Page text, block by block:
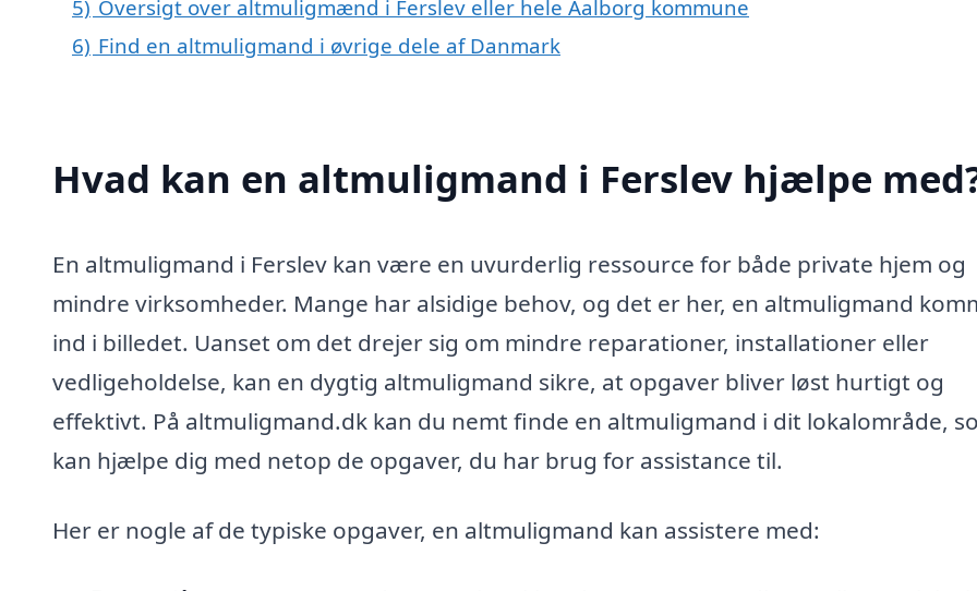
5) Oversigt over altmuligmænd i Ferslev eller hele Aalborg kommune
6) Find en altmuligmand i øvrige dele af Danmark
Hvad kan en altmuligmand i Ferslev hjælpe
En altmuligmand i Ferslev kan være en uvurderlig ressource for både private hjem og
mindre virksomheder. Mange har alsidige behov, og det er her, en altmuligmand
ind i billedet. Uanset om det drejer sig om mindre reparationer, installationer eller
vedligeholdelse, kan en dygtig altmuligmand sikre, at opgaver bliver løst hurtigt og
effektivt. På altmuligmand.dk kan du nemt finde en altmuligmand i dit lokalområde,
kan hjælpe dig med netop de opgaver, du har brug for assistance til.
Her er nogle af de typiske opgaver, en altmuligmand kan assistere med: